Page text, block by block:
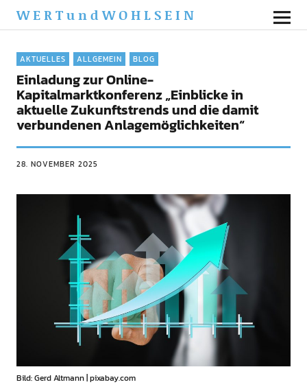
WERTundWOHLSEIN
AKTUELLES ALLGEMEIN BLOG
Einladung zur Online-
Kapitalmarktkonferenz „Einblicke in
aktuelle Zukunftstrends und die damit
verbundenen Anlagemöglichkeiten“
28. NOVEMBER 2025
Bild: Gerd Altmann | pixabay.com